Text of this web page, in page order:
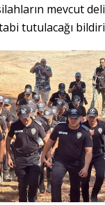
mevcut
tutulacağı